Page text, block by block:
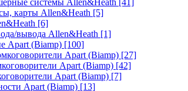
системы Allen&Heath [41]
карты Allen&Heath [5]
[6]
вывода Allen&Heath [1]
Apart (Biamp) [100]
Apart (Biamp) [27]
Apart (Biamp) [42]
Apart (Biamp) [7]
Apart (Biamp) [13]